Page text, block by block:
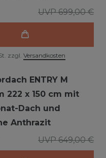
UVP 699,00 €
zzgl. Versandkosten
ENTRY M
222 x 150 cm mit
Dach und
Anthrazit
UVP 649,00 €